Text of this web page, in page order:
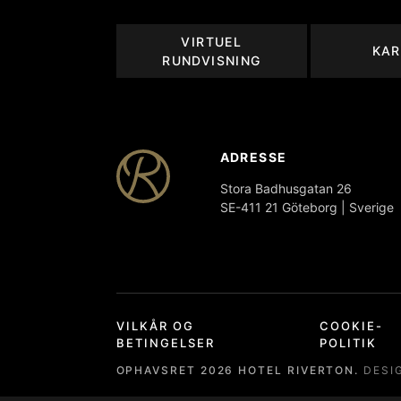
VIRTUEL
RUNDVISNING
ADRESSE
Stora Badhusgatan 26
SE-411 21 Göteborg | Sverige
VILKÅR OG
BETINGELSER
COOKIE-
POLITIK
OPHAVSRET 2026 HOTEL RIVERTON.